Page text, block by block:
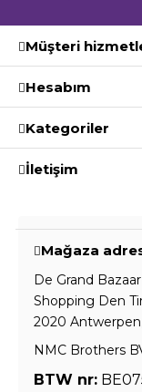
Müşteri
Hesabım
Kategoriler
İletişim
Mağaza
De Grand Bazaar
Shopping Den
2020
NMC Brothers
BTW nr: